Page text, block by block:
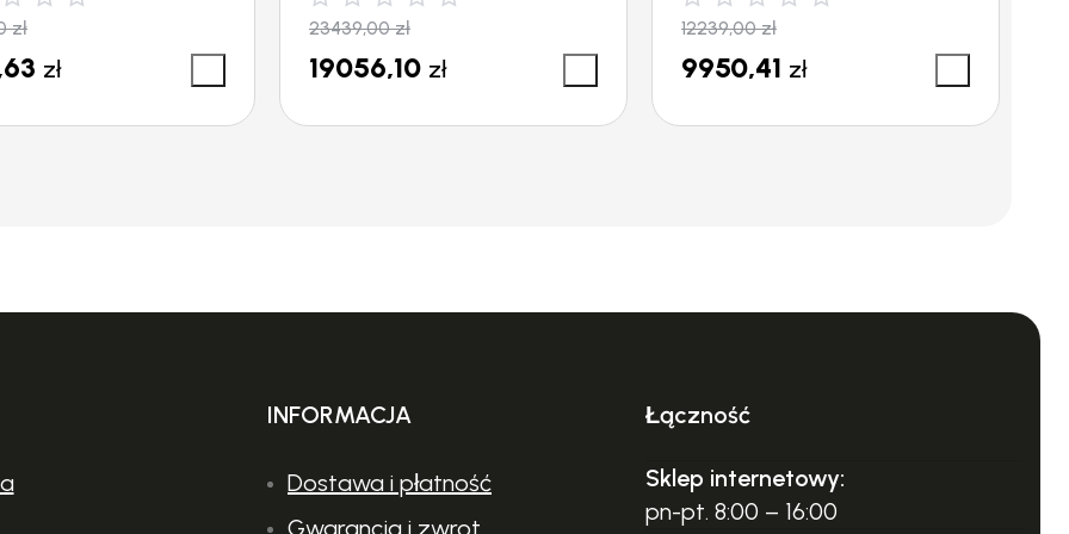
oraz ułatwia cięcie blisko podłoża lub wzdłuż ścian. To dodatkowe zabezpieczenie chroni
zł
zł
23439,00zł
19056,10 zł
12239,00zł
9950,41 zł
INFORMACJA
Dostawa i płatność
Łączność
Sklep internetowy:
pn-pt. 8:00 – 16:00